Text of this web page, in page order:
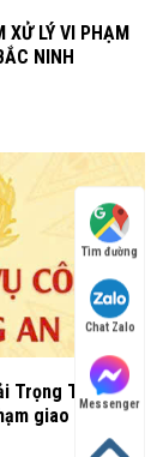
XỬ LÝ VI PHẠM
NINH
Trọng Thành –
giao thông
Tìm đường
Chat Zalo
Messenger